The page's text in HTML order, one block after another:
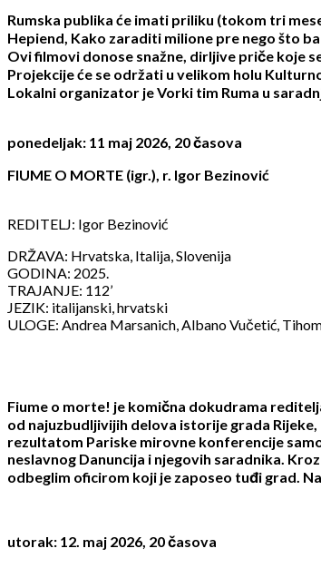
Rumska publika će imati priliku (tokom tri
Hepiend, Kako zaraditi milione pre nego što
Ovi filmovi donose snažne, dirljive priče koje
Projekcije će se održati u velikom holu
Lokalni organizator je Vorki tim Ruma u
ponedeljak: 11 maj 2026, 20 časova
FIUME O MORTE (igr.), r. Igor Bezinović
REDITELJ: Igor Bezinović
DRŽAVA: Hrvatska, Italija, Slovenija
GODINA: 2025.
TRAJANJE: 112’
JEZIK: italijanski, hrvatski
ULOGE: Andrea Marsanich, Albano Vučetić,
Fiume o morte! je komična dokudrama
od najuzbudljivijih delova istorije grada
rezultatom Pariske mirovne konferencije
neslavnog Danuncija i njegovih saradnika.
odbeglim oficirom koji je zaposeo tuđi grad.
utorak: 12. maj 2026, 20 časova